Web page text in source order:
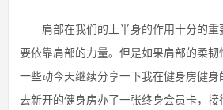
肩部在我们的上半身的作用十分的重
要依靠肩部的力量。但是如果肩部的柔
一些动今天继续分享一下我在健身房健
去新开的健身房办了一张终身会员卡，